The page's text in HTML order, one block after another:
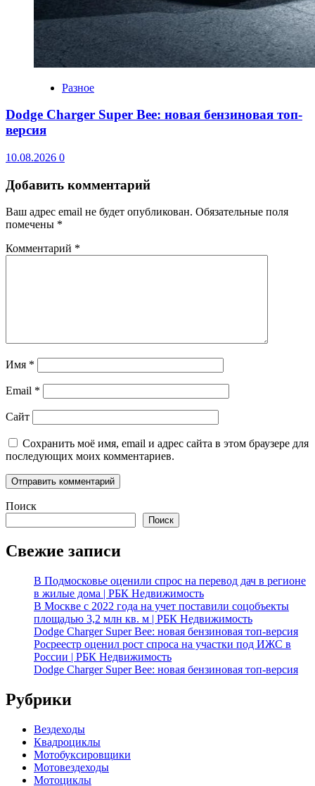
Разное
Dodge Charger Super Bee: новая бензиновая топ-
версия
10.08.2026 0
Добавить комментарий
Ваш адрес email не будет опубликован. Обязательные поля
помечены *
Комментарий *
Имя *
Email *
Сайт
Сохранить моё имя, email и адрес сайта в этом браузере для
последующих моих комментариев.
Поиск
Поиск
Свежие записи
В Подмосковье оценили спрос на перевод дач в регионе
в жилые дома | РБК Недвижимость
В Москве с 2022 года на учет поставили соцобъекты
площадью 3,2 млн кв. м | РБК Недвижимость
Dodge Charger Super Bee: новая бензиновая топ-версия
Росреестр оценил рост спроса на участки под ИЖС в
России | РБК Недвижимость
Dodge Charger Super Bee: новая бензиновая топ-версия
Рубрики
Вездеходы
Квадроциклы
Мотобуксировщики
Мотовездеходы
Мотоциклы